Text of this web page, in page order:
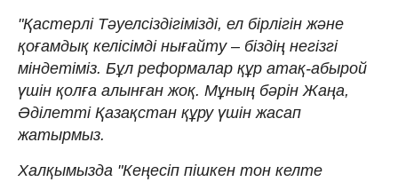
"Қастерлі Тәуелсіздігімізді, ел бірлігін және
қоғамдық келісімді нығайту – біздің негізгі
міндетіміз. Бұл реформалар құр атақ-абырой
үшін қолға алынған жоқ. Мұның бәрін Жаңа,
Әділетті Қазақстан құру үшін жасап
жатырмыз.
Халқымызда "Кеңесіп пішкен тон келте